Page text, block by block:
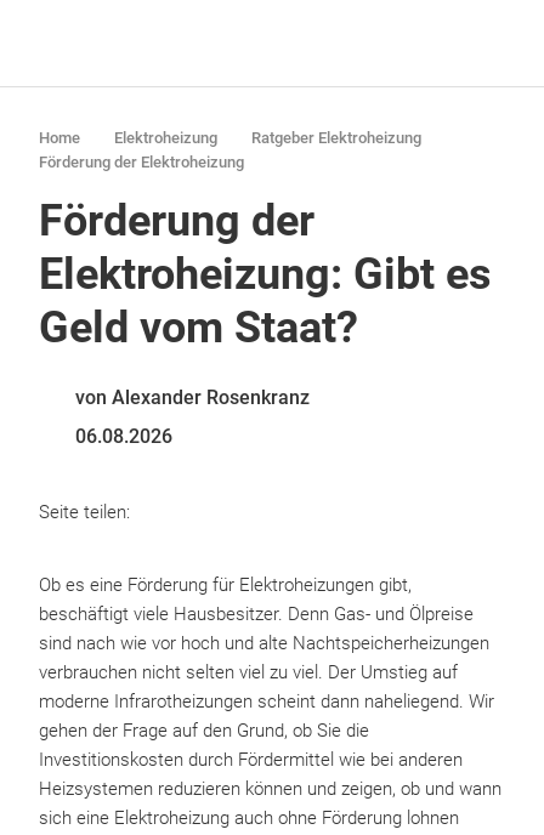
Home Elektroheizung
Ratgeber Elektroheizung
Förderung der Elektroheizung
Förderung der
Elektroheizung: Gibt es
Geld vom Staat?
von Alexander Rosenkranz
06.08.2026
Seite teilen:
Ob es eine Förderung für Elektroheizungen gibt,
beschäftigt viele Hausbesitzer. Denn Gas- und Ölpreise
sind nach wie vor hoch und alte Nachtspeicherheizungen
verbrauchen nicht selten viel zu viel. Der Umstieg auf
moderne Infrarotheizungen scheint dann naheliegend. Wir
gehen der Frage auf den Grund, ob Sie die
Investitionskosten durch Fördermittel wie bei anderen
Heizsystemen reduzieren können und zeigen, ob und wann
sich eine Elektroheizung auch ohne Förderung lohnen